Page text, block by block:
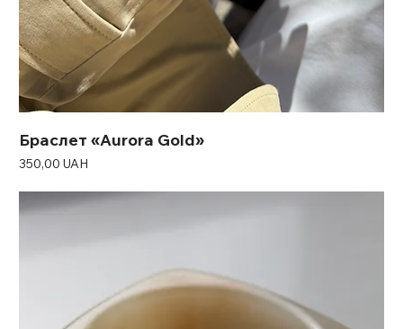
Браслет «Aurora Gold»
Ціна
350,00 UAH